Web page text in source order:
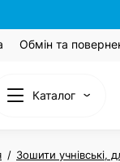
Обмін та
Каталог
Зошити учнівські,